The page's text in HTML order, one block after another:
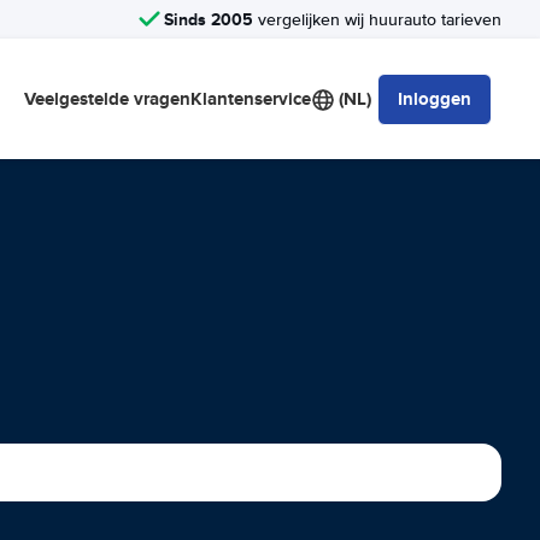
Sinds 2005 vergelijken wij huurauto tarieven
Veelgestelde vragenKlantenservice (NL) Inloggen